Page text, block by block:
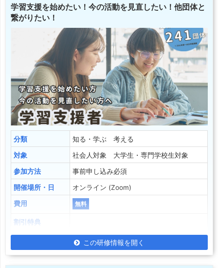
学習支援を始めたい！今の活動を見直したい！他団体と
繋がりたい！
分類 知る・学ぶ 考える
対象 社会人対象 大学生・専門学校生対象
参加方法 事前申し込み必須
開催場所・日 オンライン (Zoom)
費用 無料
割引特典
この研修情報を開く